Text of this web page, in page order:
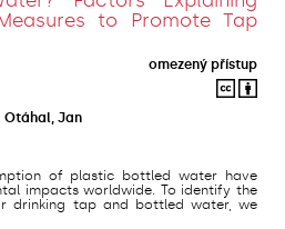
to Promote Tap
omezený přístup
Otáhal, Jan
of plastic bottled water have
impacts worldwide. To identify the
drinking tap and bottled water, we